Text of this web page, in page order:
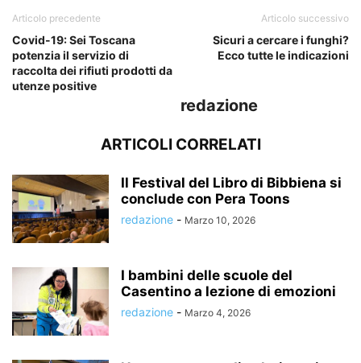
Articolo precedente
Covid-19: Sei Toscana
potenzia il servizio di
raccolta dei rifiuti prodotti da
utenze positive
Articolo successivo
Sicuri a cercare i funghi?
Ecco tutte le indicazioni
redazione
ARTICOLI CORRELATI
Il Festival del Libro di Bibbiena si
conclude con Pera Toons
redazione - Marzo 10, 2026
I bambini delle scuole del
Casentino a lezione di emozioni
redazione - Marzo 4, 2026